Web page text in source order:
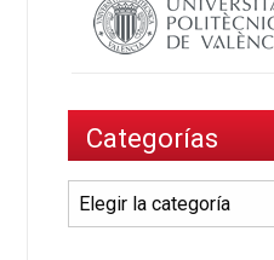
Categorías
Categorías